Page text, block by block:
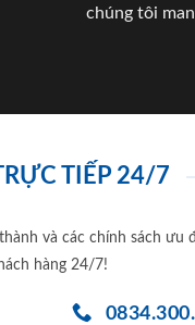
chúng tôi
TIẾP 24/7
và các chính sách ưu
hàng 24/7!